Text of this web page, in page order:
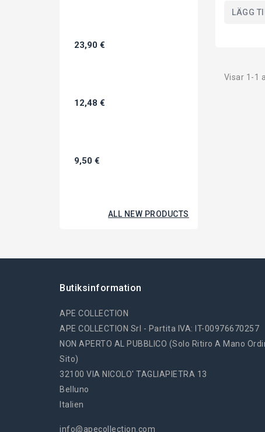
23,90 €
12,48 €
9,50 €
ALL NEW PRODUCTS
Warner...
LÄGG
Visar 1-1
Butiksinformation
APE COLLECTION
APE COLLECTION Srl - Partita IVA: IT-00976670257
NON APERTO AL PUBBLICO (solo Ritiro A Mano
Sito)
32100 VIA NICOLO' TAGLIAPIETRA 13
Belluno
Italien
info@apecollection.com